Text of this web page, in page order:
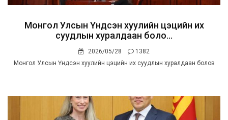
Монгол Улсын Үндсэн хуулийн цэцийн их
суудлын хуралдаан боло...
2026/05/28
1382
Монгол Улсын Үндсэн хуулийн цэцийн их суудлын хуралдаан болов